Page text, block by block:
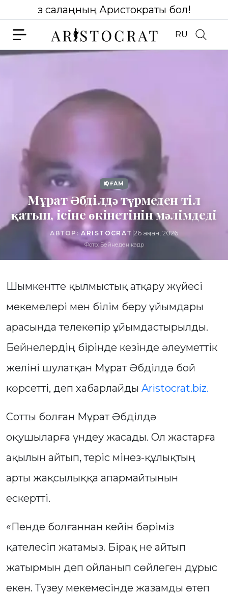
Өз салаңның Аристократы бол!
RU
ҚОҒАМ
Мұрат Әбділдә түрмеден тіл
қатып, ісіне өкінетінін мәлімдеді
АВТОР:ARISTOCRAT 26 ақпан, 2026
Фото: Бейнеден кадр
Шымкентте қылмыстық атқару жүйесі
мекемелері мен білім беру ұйымдары
арасында телекөпір ұйымдастырылды.
Бейнелердің бірінде кезінде әлеуметтік
желіні шулатқан Мұрат Әбділдә бой
көрсетті, деп хабарлайды Aristocrat.biz.
Сотты болған Мұрат Әбділдә
оқушыларға үндеу жасады. Ол жастарға
ақылын айтып, теріс мінез-құлықтың
арты жақсылыққа апармайтынын
ескертті.
«Пенде болғаннан кейін бәріміз
қателесіп жатамыз. Бірақ не айтып
жатырмын деп ойланып сөйлеген дұрыс
екен. Түзеу мекемесінде жазамды өтеп